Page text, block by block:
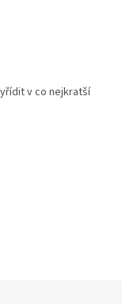
v co nejkratší